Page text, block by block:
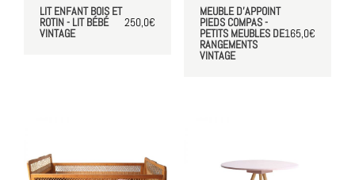
LIT ENFANT BOIS ET
ROTIN - LIT BÉBÉ
VINTAGE
250,0€
MEUBLE D'APPOINT
PIEDS COMPAS -
PETITS MEUBLES DE
RANGEMENTS
VINTAGE
165,0€